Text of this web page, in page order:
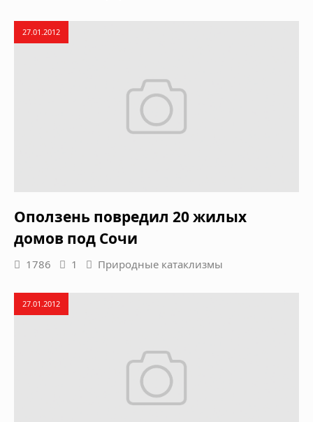
27.01.2012
Оползень повредил 20 жилых
домов под Сочи
1786 1 Природные катаклизмы
27.01.2012